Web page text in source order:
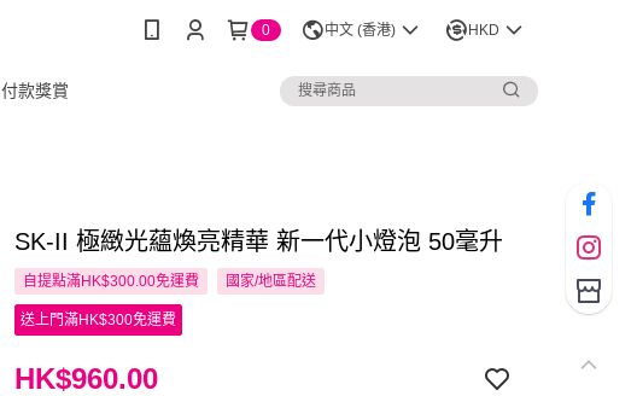
0 中文 (香港) HKD
付款獎賞
SK-II 極緻光蘊煥亮精華 新一代小燈泡 50毫升
自提點滿HK$300.00免運費 國家/地區配送
送上門滿HK$300免運費
HK$960.00